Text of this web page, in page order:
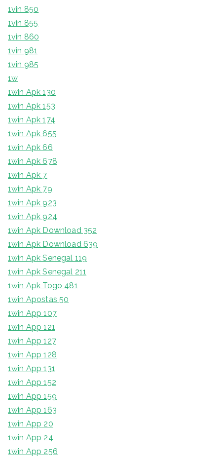
1vin 850
1vin 855
1vin 860
1vin 981
1vin 985
1w
1win Apk 130
1win Apk 153
1win Apk 174
1win Apk 655
1win Apk 66
1win Apk 678
1win Apk 7
1win Apk 79
1win Apk 923
1win Apk 924
1win Apk Download 352
1win Apk Download 639
1win Apk Senegal 119
1win Apk Senegal 211
1win Apk Togo 481
1win Apostas 50
1win App 107
1win App 121
1win App 127
1win App 128
1win App 131
1win App 152
1win App 159
1win App 163
1win App 20
1win App 24
1win App 256